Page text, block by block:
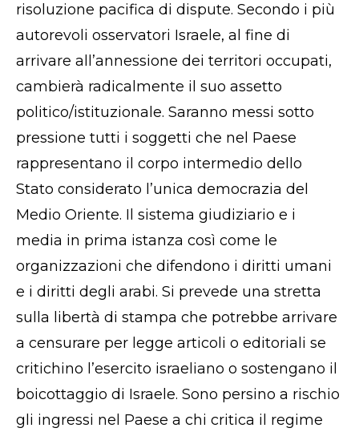
risoluzione pacifica di dispute. Secondo i più
autorevoli osservatori Israele, al fine di
arrivare all’annessione dei territori occupati,
cambierà radicalmente il suo assetto
politico/istituzionale. Saranno messi sotto
pressione tutti i soggetti che nel Paese
rappresentano il corpo intermedio dello
Stato considerato l’unica democrazia del
Medio Oriente. Il sistema giudiziario e i
media in prima istanza così come le
organizzazioni che difendono i diritti umani
e i diritti degli arabi. Si prevede una stretta
sulla libertà di stampa che potrebbe arrivare
a censurare per legge articoli o editoriali se
critichino l’esercito israeliano o sostengano il
boicottaggio di Israele. Sono persino a rischio
gli ingressi nel Paese a chi critica il regime